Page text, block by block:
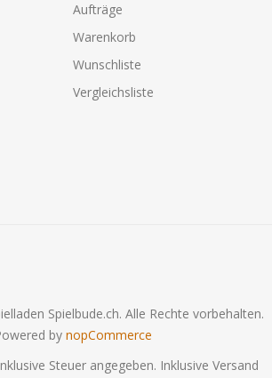
Aufträge
Warenkorb
Wunschliste
Vergleichsliste
Spielbude.ch. Alle Rechte vorbehalten.
by nopCommerce
Steuer angegeben. Inklusive Versand